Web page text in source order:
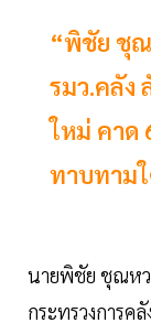
“พิชัย ชุณ
รมว.คลัง
ใหม่ คาด
ทาบทาม
นายพิชัย ชุณหว
กระทรวงการค